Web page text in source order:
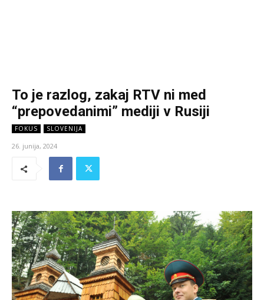
To je razlog, zakaj RTV ni med
“prepovedanimi” mediji v Rusiji
FOKUS SLOVENIJA
26. junija, 2024